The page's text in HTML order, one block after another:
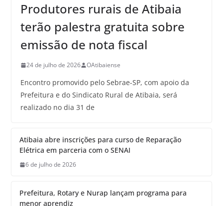
Produtores rurais de Atibaia
terão palestra gratuita sobre
emissão de nota fiscal
24 de julho de 2026 OAtibaiense
Encontro promovido pelo Sebrae-SP, com apoio da
Prefeitura e do Sindicato Rural de Atibaia, será
realizado no dia 31 de
Atibaia abre inscrições para curso de Reparação
Elétrica em parceria com o SENAI
6 de julho de 2026
Prefeitura, Rotary e Nurap lançam programa para
menor aprendiz